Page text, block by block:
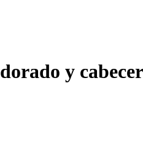
y